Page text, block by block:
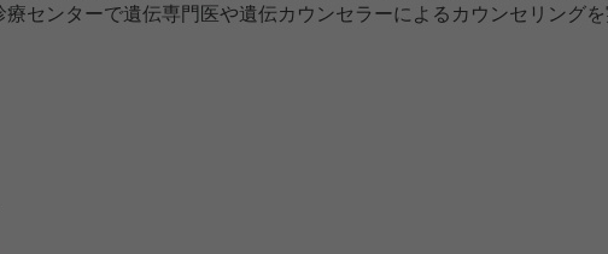
センターで遺伝専門医や遺伝カウンセラーによるカウンセリングを